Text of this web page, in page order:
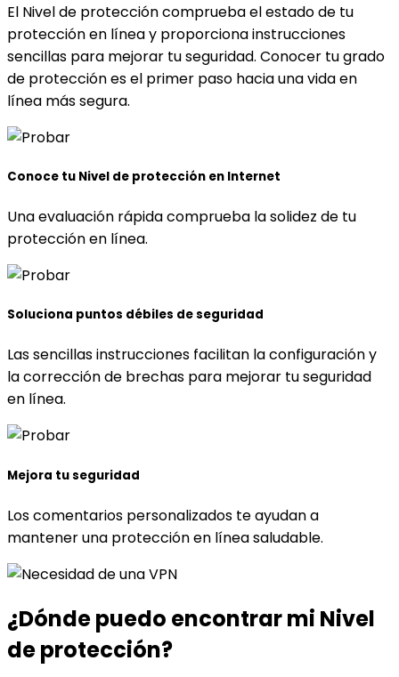
El Nivel de protección comprueba el estado de tu
protección en línea y proporciona instrucciones
sencillas para mejorar tu seguridad. Conocer tu grado
de protección es el primer paso hacia una vida en
línea más segura.
Conoce tu Nivel de protección en Internet
Una evaluación rápida comprueba la solidez de tu
protección en línea.
Soluciona puntos débiles de seguridad
Las sencillas instrucciones facilitan la configuración y
la corrección de brechas para mejorar tu seguridad
en línea.
Mejora tu seguridad
Los comentarios personalizados te ayudan a
mantener una protección en línea saludable.
¿Dónde puedo encontrarmi Nivel
de protección?